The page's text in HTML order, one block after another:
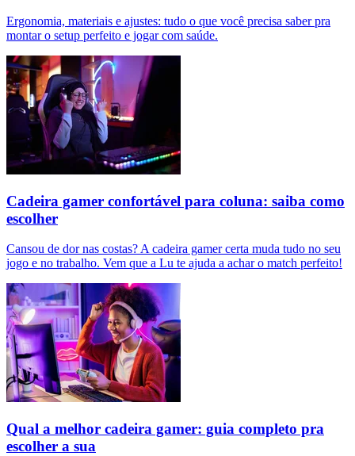
Ergonomia, materiais e ajustes: tudo o que você precisa saber pra
montar o setup perfeito e jogar com saúde.
Cadeira gamer confortável para coluna: saiba como
escolher
Cansou de dor nas costas? A cadeira gamer certa muda tudo no seu
jogo e no trabalho. Vem que a Lu te ajuda a achar o match perfeito!
Qual a melhor cadeira gamer: guia completo pra
escolher a sua